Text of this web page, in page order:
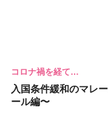
コロナ禍を経て…
入国条件緩和のマレ
ール編〜